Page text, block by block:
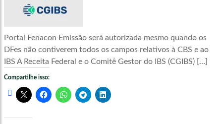
Portal Fenacon Emissão será autorizada mesmo quando os
DFes não contiverem todos os campos relativos à CBS e ao
IBS A Receita Federal e o Comitê Gestor do IBS (CGIBS) […]
Compartilhe isso: